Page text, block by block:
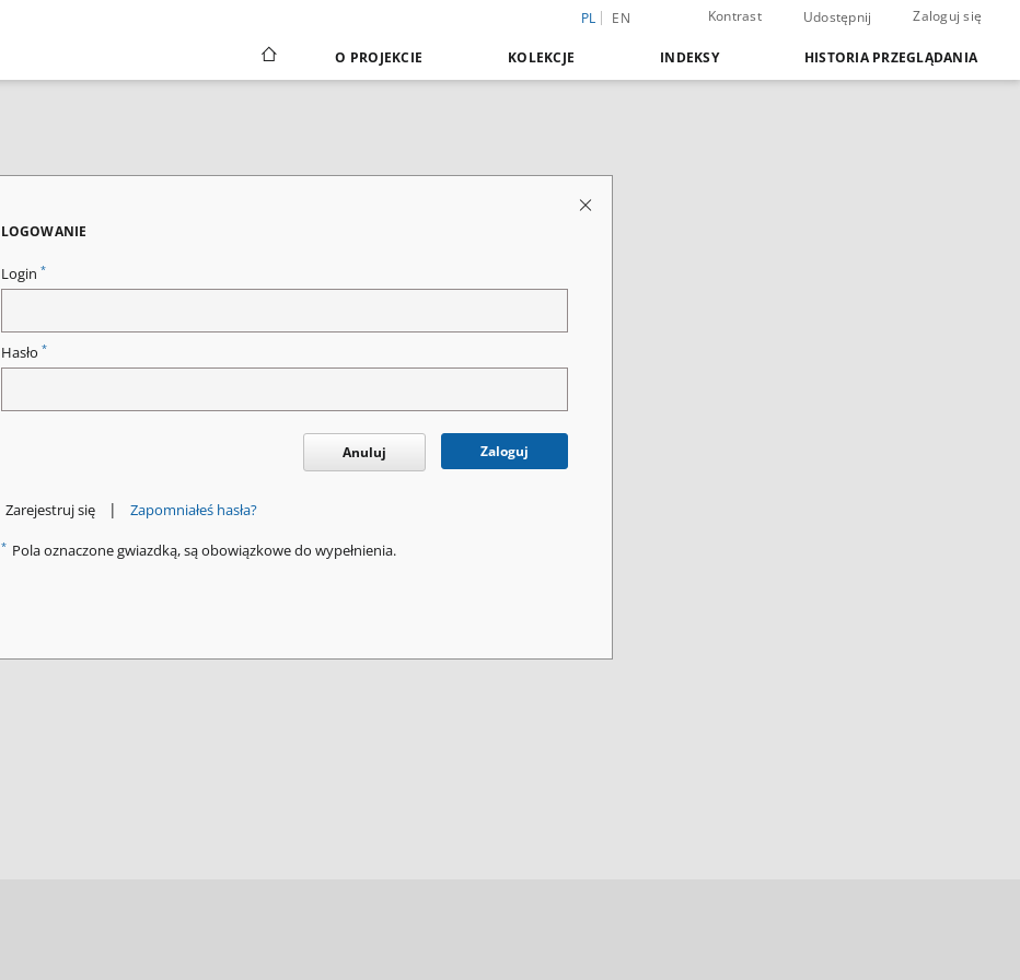
PL EN Kontrast Udostępnij Zaloguj się
O PROJEKCIE KOLEKCJE INDEKSY HISTORIA PRZEGLĄDANIA
LOGOWANIE
Login *
Hasło *
Anuluj Zaloguj
Zarejestruj się | Zapomniałeś hasła?
* Pola oznaczone gwiazdką, są obowiązkowe do wypełnienia.